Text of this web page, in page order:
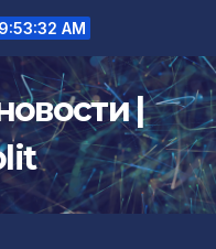
9:53:33 AM
|